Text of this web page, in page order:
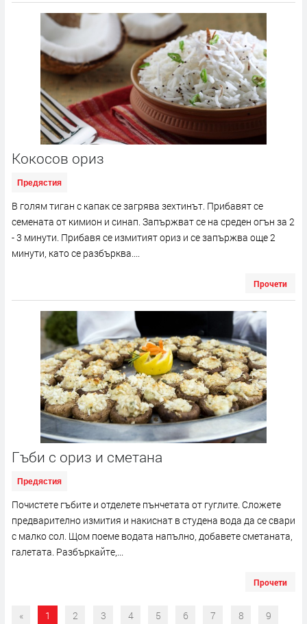
Кокосов ориз
Предястия
В голям тиган с капак се загрява зехтинът. Прибавят се
семената от кимион и синап. Запържват се на среден огън за 2
- 3 минути. Прибавя се измитият ориз и се запържва още 2
минути, като се разбърква....
Прочети
Гъби с ориз и сметана
Предястия
Почистете гъбите и отделете пънчетата от гуглите. Сложете
предварително измития и накиснат в студена вода да се свари
с малко сол. Щом поеме водата напълно, добавете сметаната,
галетата. Разбъркайте,...
Прочети
« 1 2 3 4 5 6 7 8 9